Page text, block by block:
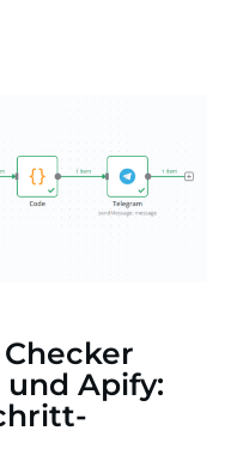
Apify: